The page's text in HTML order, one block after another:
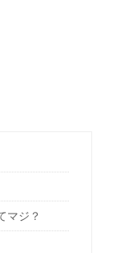
マジ？